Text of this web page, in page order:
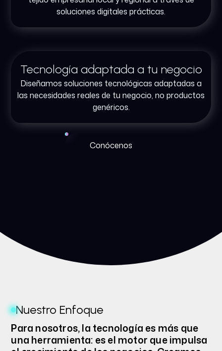
soluciones digitales prácticas.
Tecnología adaptada a tu negocio
Diseñamos soluciones tecnológicas adaptadas a
las necesidades reales de tu negocio, no productos
genéricos.
Conócenos
Nuestro Enfoque
Para nosotros, la tecnología es más que
una herramienta: es el motor que impulsa